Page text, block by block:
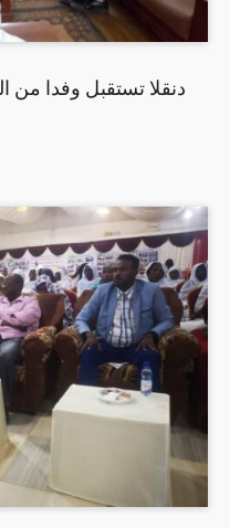
دنقلا تستقبل وفدا من